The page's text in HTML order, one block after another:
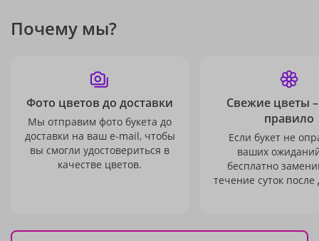
Почему мы?
Фото цветов до доставки
Мы отправим фото букета до
доставки на ваш e-mail, чтобы
вы смогли удостовериться в
качестве цветов.
Свежие цветы
правило
Если букет не
ваших
бесплатно
течение суток после